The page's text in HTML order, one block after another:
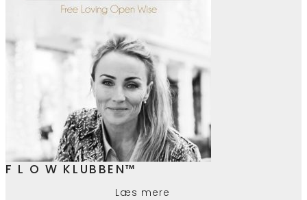
F L O W KLUBBEN™
Læs mere